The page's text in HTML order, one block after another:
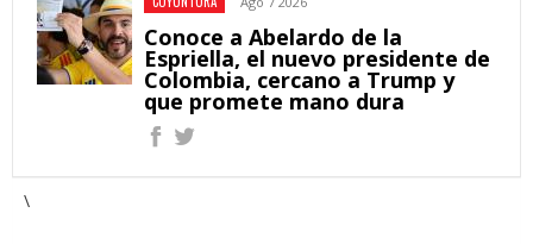
Conoce a Abelardo de la
Espriella, el nuevo presidente de
Colombia, cercano a Trump y
que promete mano dura
\